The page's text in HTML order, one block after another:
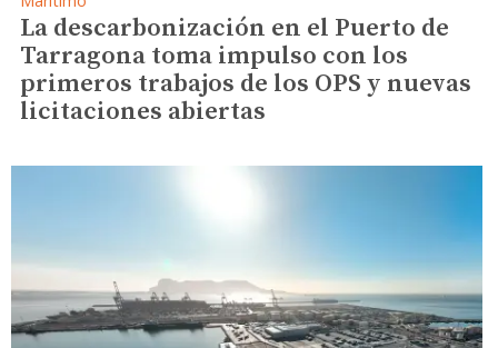
La descarbonización en el Puerto de
Tarragona toma impulso con los
primeros trabajos de los OPS y nuevas
licitaciones abiertas